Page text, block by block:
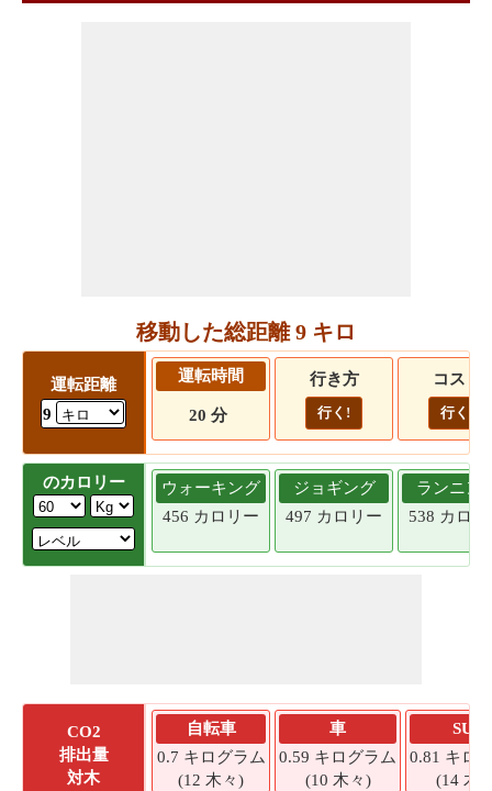
移動した総距離 9 キロ
運転距離
9
運転時間
20 分
行き方
行く!
コスト
行く!
のカロリー
ウォーキング
456 カロリー
ジョギング
497 カロリー
ランニン
538 カロリ
CO2
排出量
対木
自転車
0.7 キログラム
(12 木々)
車
0.59 キログラム
(10 木々)
SUV
0.81 キロ
(14 木